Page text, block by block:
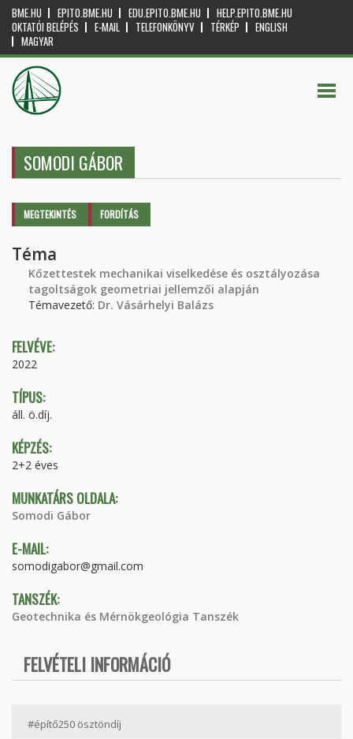
BME.HU EPITO.BME.HU EDU.EPITO.BME.HU
HELP.EPITO.BME.HU
OKTATÓI BELÉPÉS
E-MAIL TELEFONKÖNYV TÉRKÉP
ENGLISH
MAGYAR
SOMODI GÁBOR
Elsődleges fülek
MEGTEKINTÉS (AKTÍVFORDÍTÁS
Téma
Kőzettestek mechanikai viselkedése és osztályozása
tagoltságok geometriai jellemzői alapján
Témavezető: Dr. Vásárhelyi Balázs
FELVÉVE:
2022
TÍPUS:
áll. ö.díj.
KÉPZÉS:
2+2 éves
MUNKATÁRS OLDALA:
Somodi Gábor
E-MAIL:
somodigabor@gmail.com
TANSZÉK:
Geotechnika és Mérnökgeológia Tanszék
FELVÉTELI INFORMÁCIÓ
#építő250 ösztöndíj